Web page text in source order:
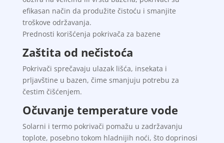
efikasan način da produžite čistoću i smanjite
troškove održavanja.
Prednosti korišćenja pokrivača za bazene
Zaštita od nečistoća
Pokrivači sprečavaju ulazak lišća, insekata i
prljavštine u bazen, čime smanjuju potrebu za
čestim čišćenjem.
Očuvanje temperature vode
Solarni i termo pokrivači pomažu u zadržavanju
toplote, posebno tokom hladnijih noći, što doprinosi